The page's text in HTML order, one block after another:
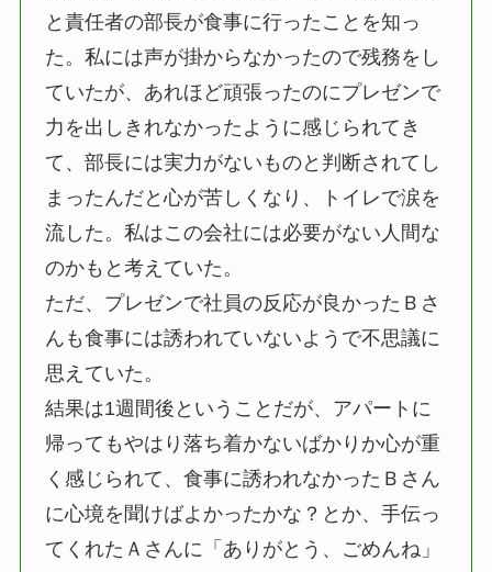
と責任者の部長が食事に行ったことを知っ
た。私には声が掛からなかったので残務をし
ていたが、あれほど頑張ったのにプレゼンで
力を出しきれなかったように感じられてき
て、部長には実力がないものと判断されてし
まったんだと心が苦しくなり、トイレで涙を
流した。私はこの会社には必要がない人間な
のかもと考えていた。
ただ、プレゼンで社員の反応が良かったＢさ
んも食事には誘われていないようで不思議に
思えていた。
結果は1週間後ということだが、アパートに
帰ってもやはり落ち着かないばかりか心が重
く感じられて、食事に誘われなかったＢさん
に心境を聞けばよかったかな？とか、手伝っ
てくれたＡさんに「ありがとう、ごめんね」